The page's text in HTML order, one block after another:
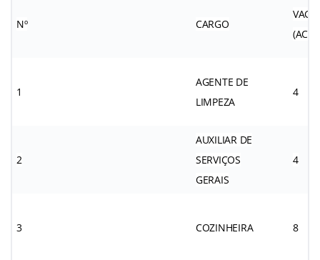
Nº CARGO
(AC)
1
AGENTE DE
LIMPEZA
4
2
AUXILIAR DE
SERVIÇOS
GERAIS
4
3 COZINHEIRA 8